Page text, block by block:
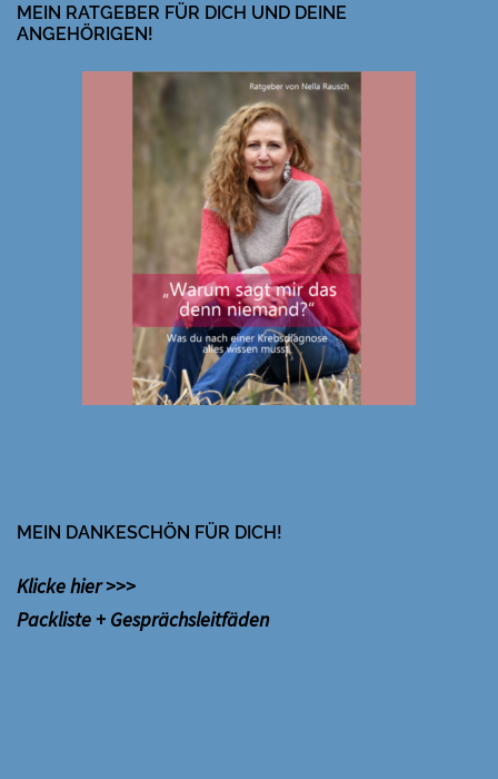
MEIN RATGEBER FÜR DICH UND DEINE
ANGEHÖRIGEN!
MEIN DANKESCHÖN FÜR DICH!
Klicke hier >>>
Packliste + Gesprächsleitfäden